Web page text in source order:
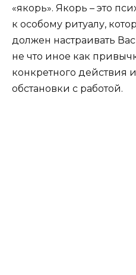
«якорь». Якорь – это
к особому ритуалу,
должен настраивать
не что иное как
конкретного действия
обстановки с работой.